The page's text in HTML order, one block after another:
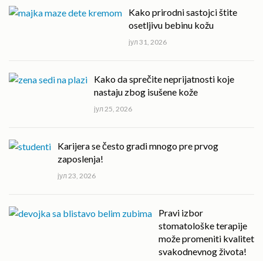
Kako prirodni sastojci štite
osetljivu bebinu kožu
јул 31, 2026
Kako da sprečite neprijatnosti koje
nastaju zbog isušene kože
јул 25, 2026
Karijera se često gradi mnogo pre prvog
zaposlenja!
јул 23, 2026
Pravi izbor
stomatološke terapije
može promeniti kvalitet
svakodnevnog života!